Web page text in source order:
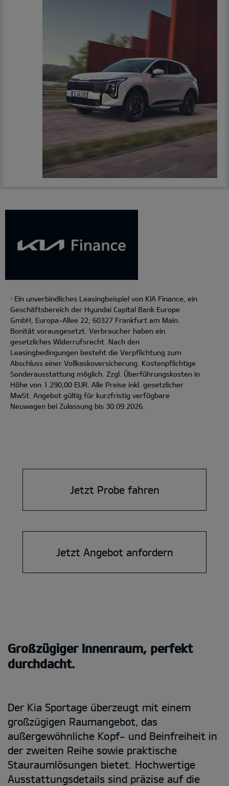
1
Ein unverbindliches Leasingbeispiel von KIA Finance, ein
Geschäftsbereich der Hyundai Capital Bank Europe
GmbH, Europa-Allee 22, 60327 Frankfurt am Main.
Bonität vorausgesetzt. Verbraucher haben ein
gesetzliches Widerrufsrecht. Nach den
Leasingbedingungen besteht die Verpflichtung zum
Abschluss einer Vollkaskoversicherung. Kostenpflichtige
Sonderausstattung möglich. Zzgl. Überführungskosten in
Höhe von 1.290,00 EUR. Alle Preise inkl. gesetzlicher
MwSt. Angebot gültig für kurzfristig verfügbare
Neuwagen bei Zulassung bis 30.09.2026.
Jetzt Probe fahren
Jetzt Angebot anfordern
Großzügiger Innenraum, perfekt
durchdacht.
Der Kia Sportage überzeugt mit einem
großzügigen Raumangebot, das
außergewöhnliche Kopf- und Beinfreiheit in
der zweiten Reihe sowie praktische
Stauraumlösungen bietet. Hochwertige
Ausstattungsdetails sind präzise auf die